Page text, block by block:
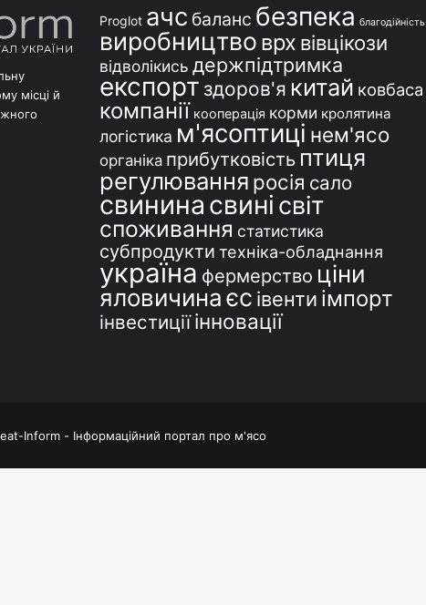
місці й
Proglot ачс баланс безпека благодійність
виробництво врх вівцікози
відволікись держпідтримка
експорт здоров'я китай ковбаса
компанії кооперація корми кролятина
логістика м'ясоптиці нем'ясо
органіка прибутковість птиця
регулювання росія сало
свинина свині світ
споживання статистика
субпродукти техніка-обладнання
україна фермерство ціни
яловичинаєс івенти імпорт
інвестиції інновації
Inform - Інформаційний портал про м'ясо